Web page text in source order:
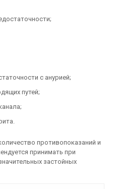
с анурией;
путей;
противопоказаний и
принимать при
застойных